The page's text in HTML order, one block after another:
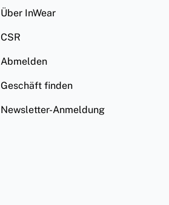
Über InWear
CSR
Abmelden
Geschäft finden
Newsletter-Anmeldung